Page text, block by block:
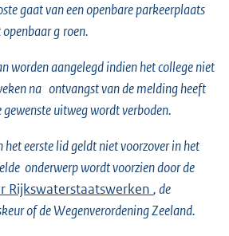
gaat van een openbare parkeerplaats
g roen.
worden aangelegd indien het college niet
na ontvangst van de melding heeft
gewenste uitweg wordt verboden.
het eerste lid geldt niet voorzover in het
onderwerp wordt voorzien door de
Rijkswaterstaatswerken , de
of de Wegenverordening Zeeland.